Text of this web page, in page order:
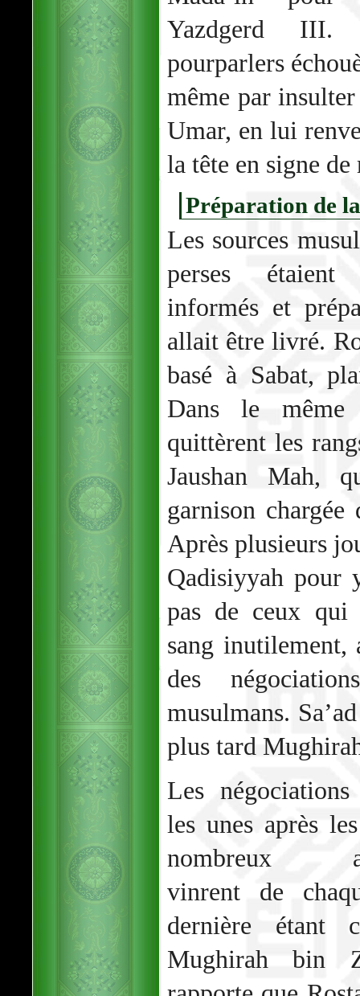
Yazdgerd III.
pourparlers
même par
Umar, en lui
la tête en signe de
Préparation de
Les sources
perses étaient
informés et
allait être livré.
basé à Sabat,
Dans le même
quittèrent les
Jaushan Mah,
garnison
Après plusieurs
Qadisiyyah pour
pas de ceux qui
sang
des
musulmans.
plus tard
Les
les unes après
nombreux
vinrent de
dernière étant
Mughirah bin